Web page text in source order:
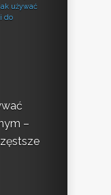
używać
do
–